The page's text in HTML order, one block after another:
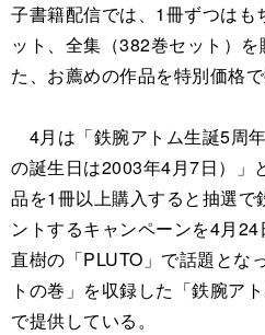
子書籍配信では、1冊ずつはも
ット、全集（382巻セット）
た、お薦めの作品を特別価格で
4月は「鉄腕アトム生誕5周
の誕生日は2003年4月7日）」
品を1冊以上購入すると抽選
ントするキャンペーンを4月
直樹の「PLUTO」で話題とな
トの巻」を収録した「鉄腕ア
で提供している。